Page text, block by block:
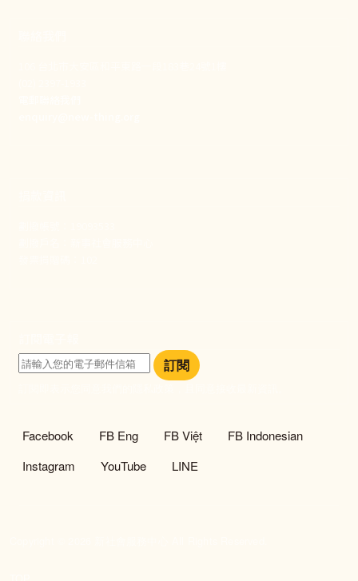
訂閱
社群選單
Facebook FB Eng FB Việt
FB Indonesian
Instagram
YouTube LINE